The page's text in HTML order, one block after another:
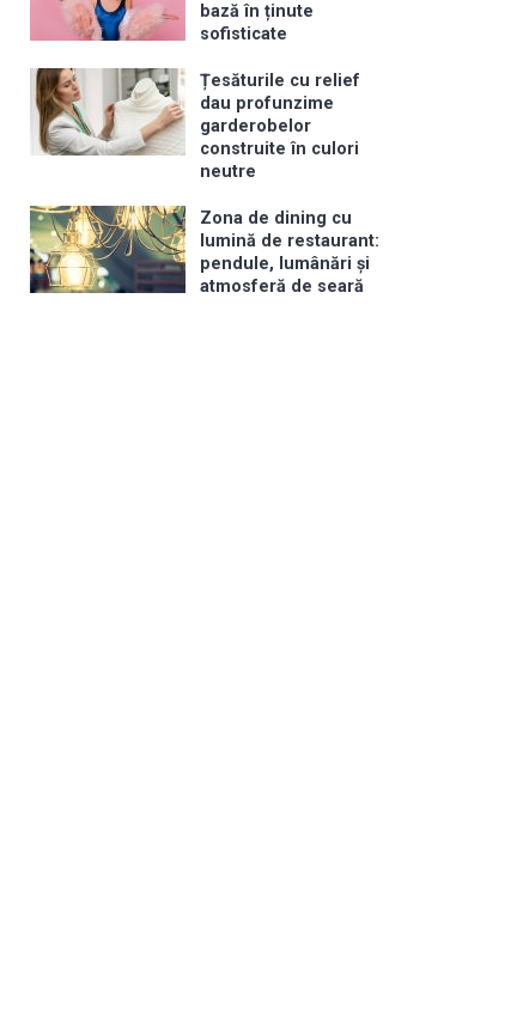
bază în ținute
sofisticate
Țesăturile cu relief
dau profunzime
garderobelor
construite în culori
neutre
Zona de dining cu
lumină de restaurant:
pendule, lumânări și
atmosferă de seară